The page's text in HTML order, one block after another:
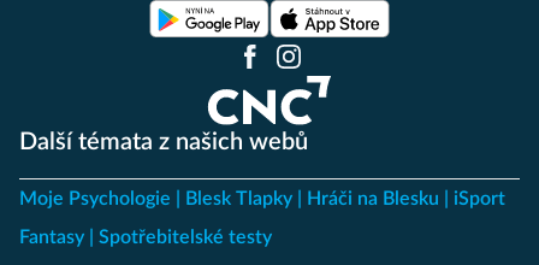
Další témata z našich webů
Moje Psychologie Blesk Tlapky Hráči na Blesku
iSport
Fantasy
Spotřebitelské testy